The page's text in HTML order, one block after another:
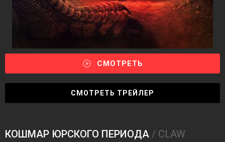
СМОТРЕТЬ
СМОТРЕТЬ ТРЕЙЛЕР
КОШМАР ЮРСКОГО ПЕРИОДА / CLAW